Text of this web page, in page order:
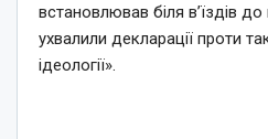
встановлював біля в’їздів
ухвалили декларації проти
ідеології».